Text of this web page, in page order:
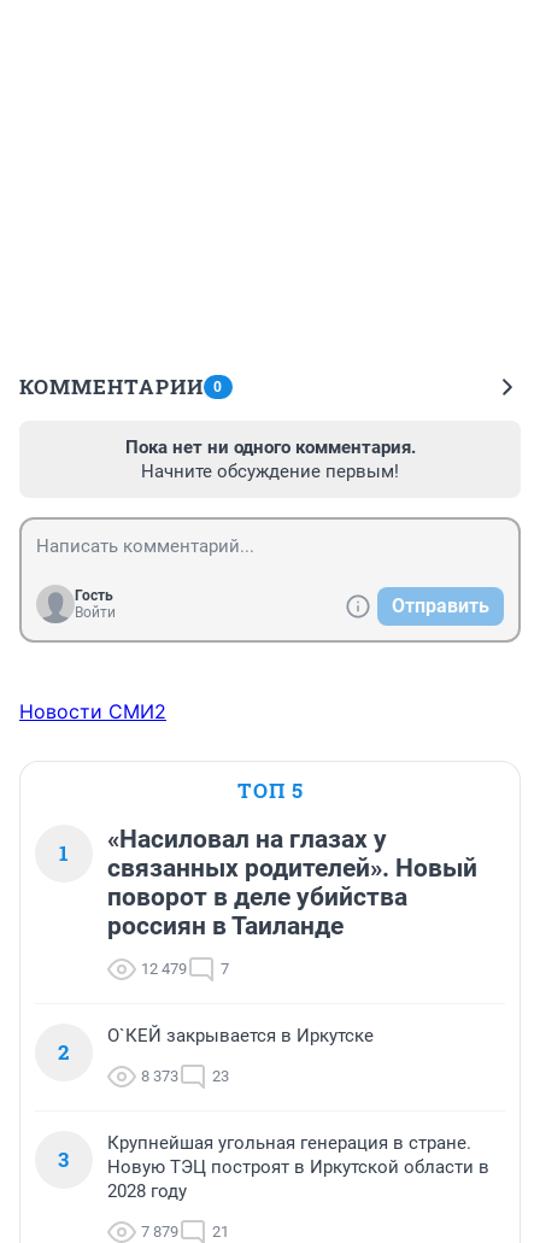
КОММЕНТАРИИ 0
Пока нет ни одного комментария.
Начните обсуждение первым!
Гость
Войти
Отправить
Новости СМИ2
ТОП 5
1
«Насиловал на глазах у
связанных родителей». Новый
поворот в деле убийства
россиян в Таиланде
12 479 7
2
О`КЕЙ закрывается в Иркутске
8 373 23
3
Крупнейшая угольная генерация в стране.
Новую ТЭЦ построят в Иркутской области в
2028 году
7 879 21